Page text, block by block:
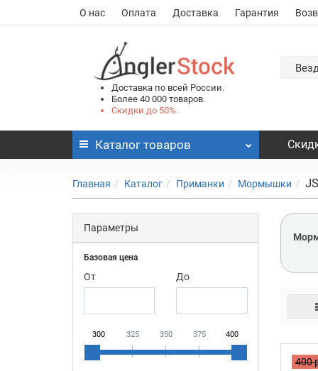
О нас Оплата Доставка Гарантия
Доставка по всей России.
Более 40 000 товаров.
Скидки до 50%.
Каталог товаров
Главная Каталог Приманки Мормышки
Параметры
Базовая цена
От До
300 325 350 375 400
400